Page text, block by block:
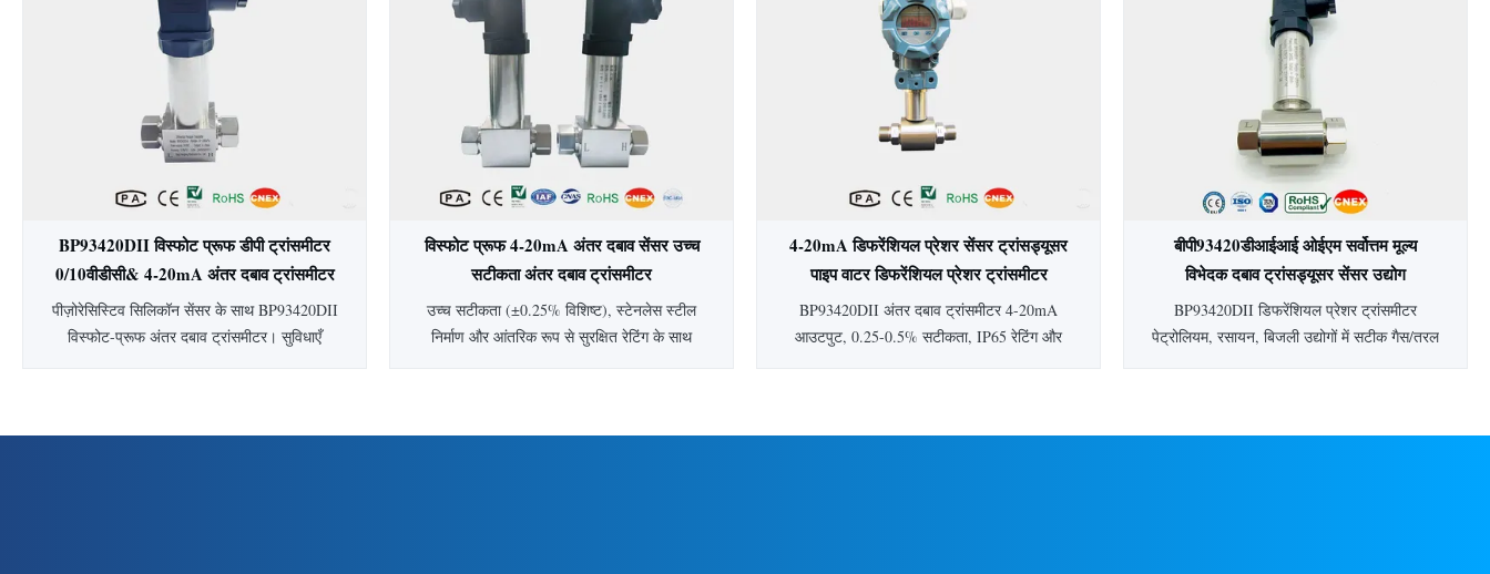
उपलब्ध हैं।
BP93420DII विस्फोट प्रूफ डीपी ट्रांसमीटर
0/10वीडीसी& 4-20mA अंतर दबाव ट्रांसमीटर
स्तर ट्रांसमीटर
पीज़ोरेसिस्टिव सिलिकॉन सेंसर के साथ BP93420DII
विस्फोट-प्रूफ अंतर दबाव ट्रांसमीटर। सुविधाएँ
के लिए उपयुक्त। अनुकूलन योग्य विकल्प उपलब्ध हैं.
विस्फोट प्रूफ 4-20mA अंतर दबाव सेंसर उच्च
सटीकता अंतर दबाव ट्रांसमीटर
उच्च सटीकता (±0.25% विशिष्ट), स्टेनलेस स्टील
निर्माण और आंतरिक रूप से सुरक्षित रेटिंग के साथ
कई आउटपुट/कनेक्शन विकल्प शामिल हैं।
4-20mA डिफरेंशियल प्रेशर सेंसर ट्रांसड्यूसर
पाइप वाटर डिफरेंशियल प्रेशर ट्रांसमीटर
BP93420DII अंतर दबाव ट्रांसमीटर 4-20mA
आउटपुट, 0.25-0.5% सटीकता, IP65 रेटिंग और
करता है। अनुकूलन योग्य विकल्प उपलब्ध हैं.
बीपी93420डीआईआई ओईएम सर्वोत्तम मूल्य
विभेदक दबाव ट्रांसड्यूसर सेंसर उद्योग
डीआईएफएफ. दबाव ट्रांसमीटर
BP93420DII डिफरेंशियल प्रेशर ट्रांसमीटर
पेट्रोलियम, रसायन, बिजली उद्योगों में सटीक गैस/तरल
24 महीने की वारंटी। कस्टम OEM/ODM उपलब्ध